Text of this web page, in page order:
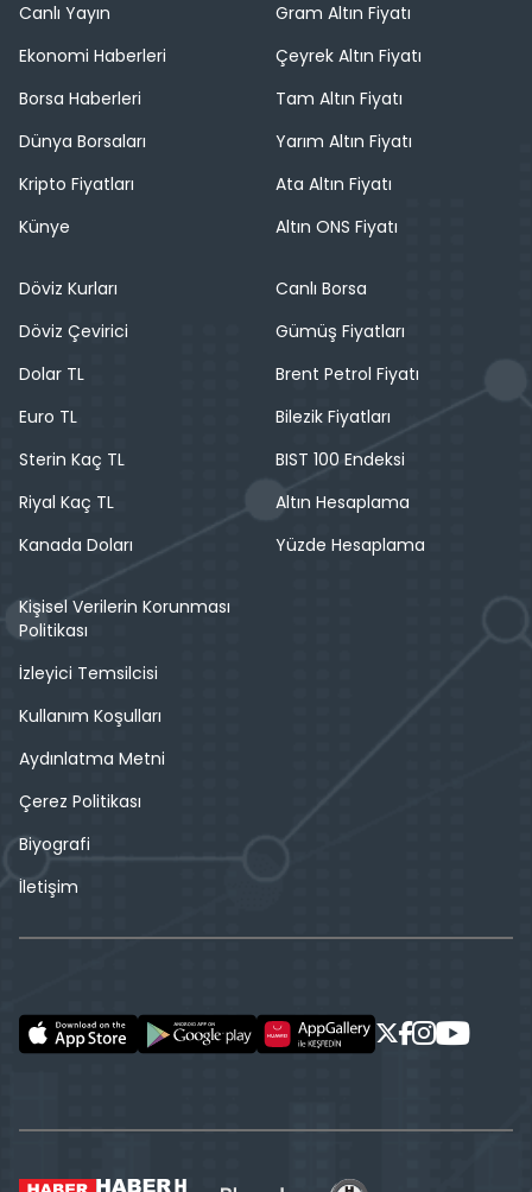
Canlı Yayın
Ekonomi Haberleri
Borsa Haberleri
Dünya Borsaları
Kripto Fiyatları
Künye
Gram Altın Fiyatı
Çeyrek Altın Fiyatı
Tam Altın Fiyatı
Yarım Altın Fiyatı
Ata Altın Fiyatı
Altın ONS Fiyatı
Döviz Kurları
Döviz Çevirici
Dolar TL
Euro TL
Sterin Kaç TL
Riyal Kaç TL
Kanada Doları
Canlı Borsa
Gümüş Fiyatları
Brent Petrol Fiyatı
Bilezik Fiyatları
BIST 100 Endeksi
Altın Hesaplama
Yüzde Hesaplama
Kişisel Verilerin Korunması
Politikası
İzleyici Temsilcisi
Kullanım Koşulları
Aydınlatma Metni
Çerez Politikası
Biyografi
İletişim